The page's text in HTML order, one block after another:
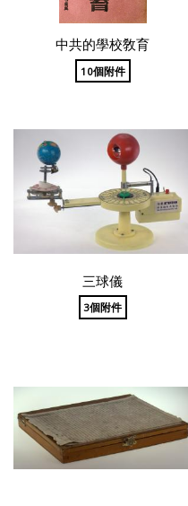
中共的學校敎育
10個附件
三球儀
3個附件